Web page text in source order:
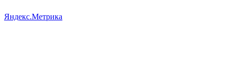
Яндекс.Метрика